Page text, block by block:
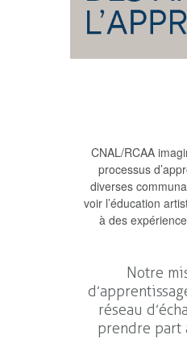
CNAL/RCAA
processus
diverses
voir l’éducation
à des
Notre
réseau
prendre part